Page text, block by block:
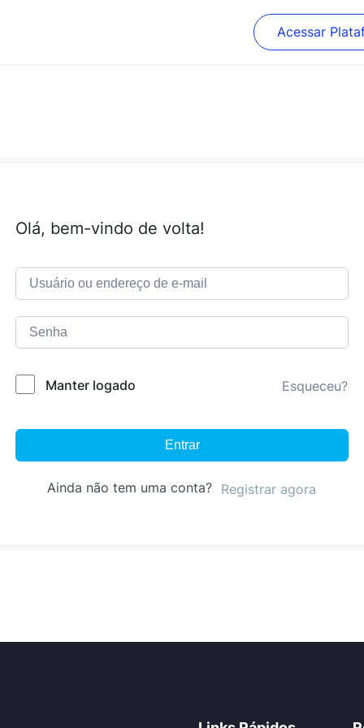
Acessar
Olá, bem-vindo de volta!
Manter logado Esqueceu?
Entrar
Ainda não tem uma conta? Registrar agora